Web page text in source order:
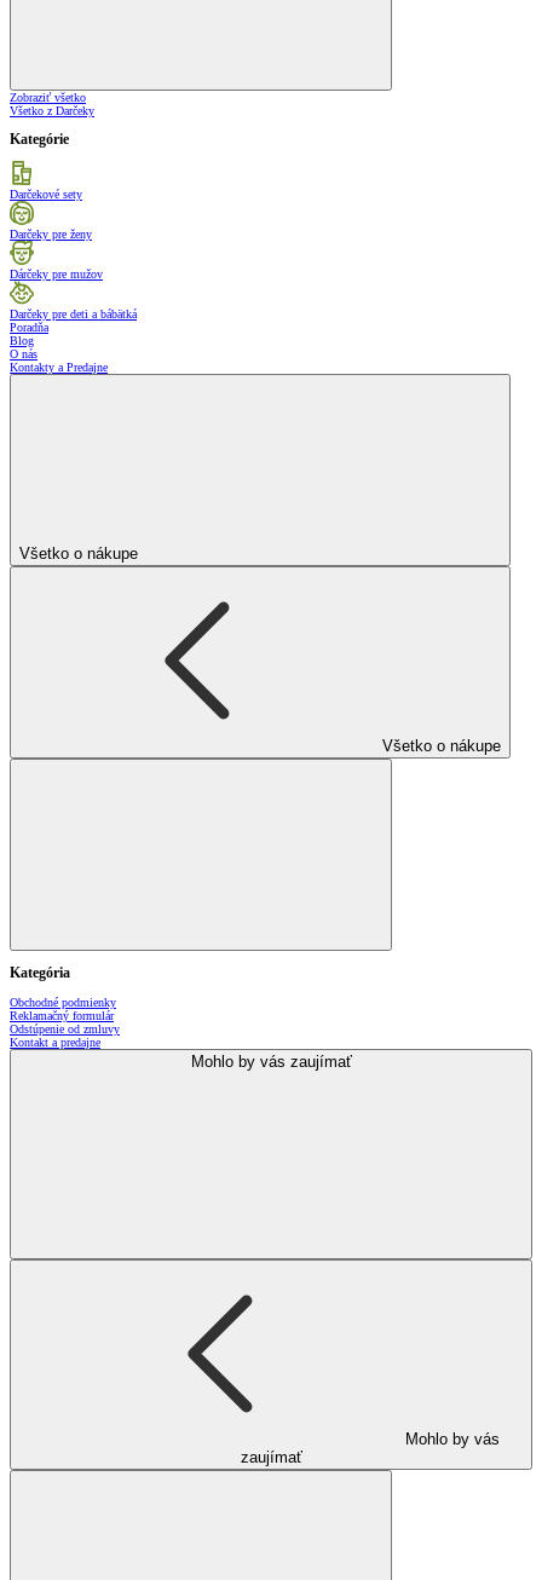
Zobraziť všetko
Všetko z Darčeky
Kategórie
Darčekové sety
Darčeky pre ženy
Dárčeky pre mužov
Darčeky pre deti a bábätká
Poradňa
Blog
O nás
Kontakty a Predajne
Všetko o nákupe
Všetko o nákupe
Kategória
Obchodné podmienky
Reklamačný formulár
Odstúpenie od zmluvy
Kontakt a predajne
Mohlo by vás zaujímať
Mohlo by vás
zaujímať